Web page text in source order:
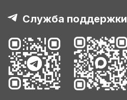
Служба поддержки